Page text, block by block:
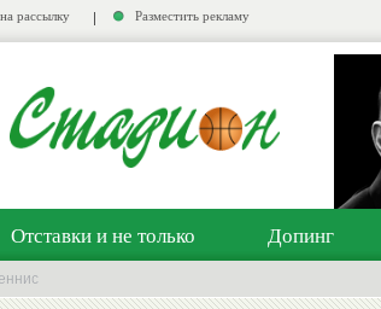
рассылку Разместить рекламу
Отставки и не только Допинг